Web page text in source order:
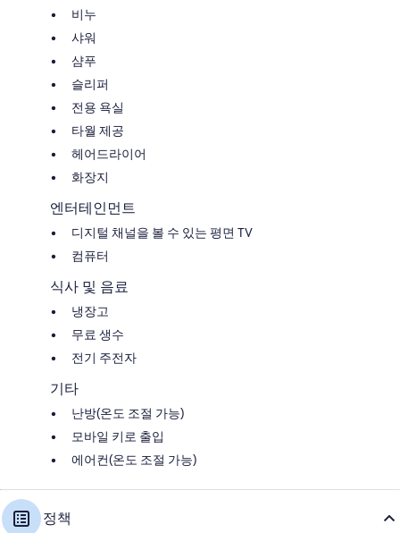
비누
샤워
샴푸
슬리퍼
전용 욕실
타월 제공
헤어드라이어
화장지
엔터테인먼트
디지털 채널을 볼 수 있는 평면 TV
컴퓨터
식사 및 음료
냉장고
무료 생수
전기 주전자
기타
난방(온도 조절 가능)
모바일 키로 출입
에어컨(온도 조절 가능)
정책